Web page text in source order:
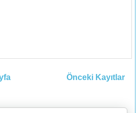
Önceki Kayıtlar